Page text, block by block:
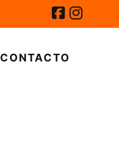
CONTACTO